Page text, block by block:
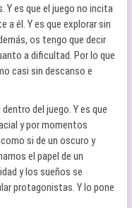
Y es que el juego no incita
a él. Y es que explorar sin
os tengo que decir
a dificultad. Por lo que
casi sin descanso e
del juego. Y es que
y por momentos
si de un oscuro y
el papel de un
y los sueños se
protagonistas. Y lo pone